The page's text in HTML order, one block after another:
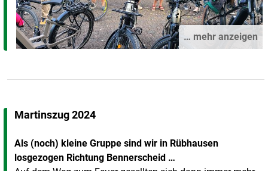
… mehr anzeigen
Martinszug 2024
Als (noch) kleine Gruppe sind wir in Rübhausen
losgezogen Richtung Bennerscheid …